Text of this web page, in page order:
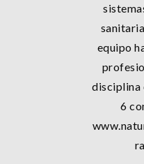
equipo
disciplina
6